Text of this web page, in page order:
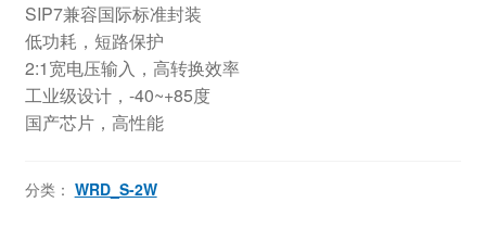
SIP7兼容国际标准封装
低功耗，短路保护
2:1宽电压输入，高转换效率
工业级设计，-40~+85度
国产芯片，高性能
分类： WRD_S-2W